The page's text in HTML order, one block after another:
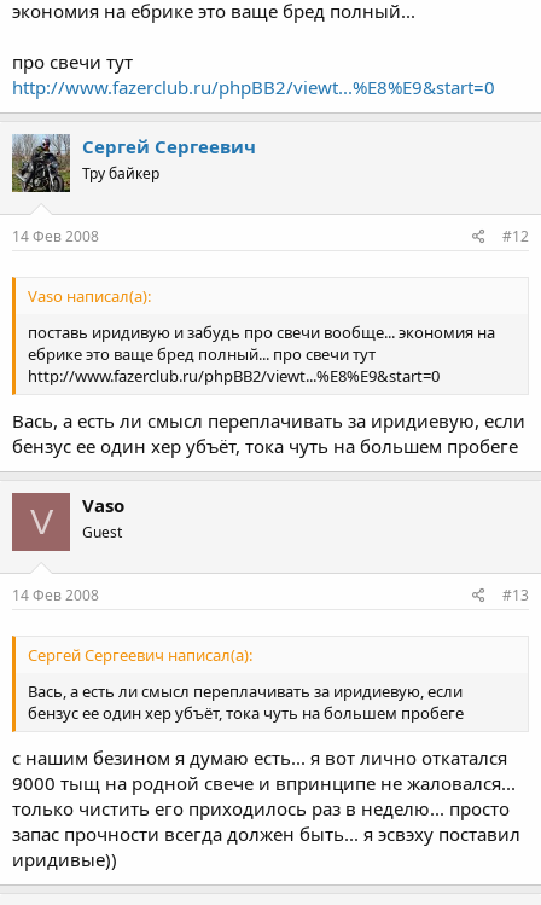
экономия на ебрике это ваще бред полный...
про свечи тут
http://www.fazerclub.ru/phpBB2/viewt...%E8%E9&start=0
Сергей Сергеевич
Тру байкер
14 Фев 2008 #12
Vaso написал(а):
поставь иридивую и забудь про свечи вообще... экономия на
ебрике это ваще бред полный... про свечи тут
http://www.fazerclub.ru/phpBB2/viewt...%E8%E9&start=0
Вась, а есть ли смысл переплачивать за иридиевую, если
бензус ее один хер убъёт, тока чуть на большем пробеге
V Vaso
Guest
14 Фев 2008 #13
Сергей Сергеевич написал(а):
Вась, а есть ли смысл переплачивать за иридиевую, если
бензус ее один хер убъёт, тока чуть на большем пробеге
с нашим безином я думаю есть... я вот лично откатался
9000 тыщ на родной свече и впринципе не жаловался...
только чистить его приходилось раз в неделю... просто
запас прочности всегда должен быть... я эсвэху поставил
иридивые))